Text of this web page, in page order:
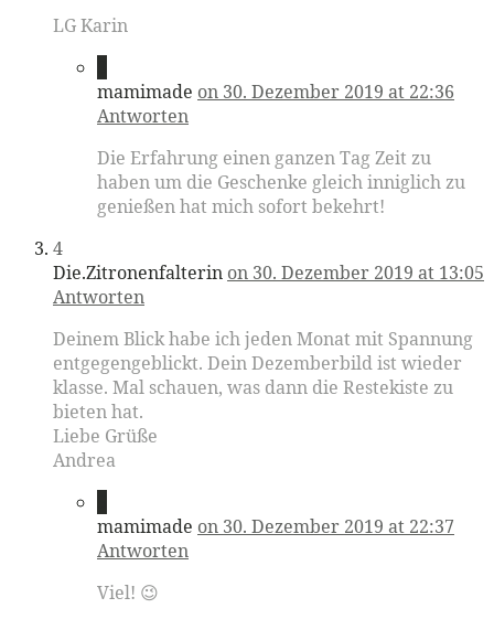
LG Karin
mamimade on 30. Dezember 2019 at 22:36
Antworten
Die Erfahrung einen ganzen Tag Zeit zu
haben um die Geschenke gleich inniglich zu
genießen hat mich sofort bekehrt!
4
Die.Zitronenfalterin on 30. Dezember 2019 at 13:05
Antworten
Deinem Blick habe ich jeden Monat mit Spannung
entgegengeblickt. Dein Dezemberbild ist wieder
klasse. Mal schauen, was dann die Restekiste zu
bieten hat.
Liebe Grüße
Andrea
mamimade on 30. Dezember 2019 at 22:37
Antworten
Viel! 😉